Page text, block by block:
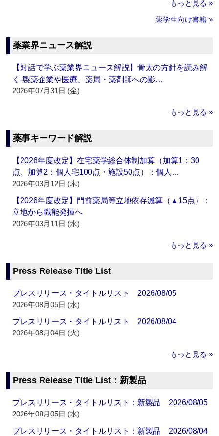
もっと見る »
薬学生向け書籍 »
薬業界ニュース解説
【対話で学ぶ薬業界ニュース解説】骨太の方針を読み解
く‐製薬企業や医療、薬局・薬剤師への影…
2026年07月31日 (金)
もっと見る »
薬事キーワード解説
【2026年度改定】在宅薬学総合体制加算（加算1：30
点、加算2：個人宅100点・施設50点）：個人…
2026年03月12日 (木)
【2026年度改定】門前薬局等立地依存減算（▲15点）：
立地から職能発揮へ
2026年03月11日 (水)
もっと見る »
Press Release Title List
プレスリリース・タイトルリスト 2026/08/05
2026年08月05日 (水)
プレスリリース・タイトルリスト 2026/08/04
2026年08月04日 (火)
もっと見る »
Press Release Title List：新製品
プレスリリース・タイトルリスト：新製品 2026/08/05
2026年08月05日 (水)
プレスリリース・タイトルリスト：新製品 2026/08/04